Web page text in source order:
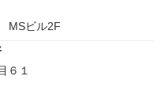
MSビル2F
６１